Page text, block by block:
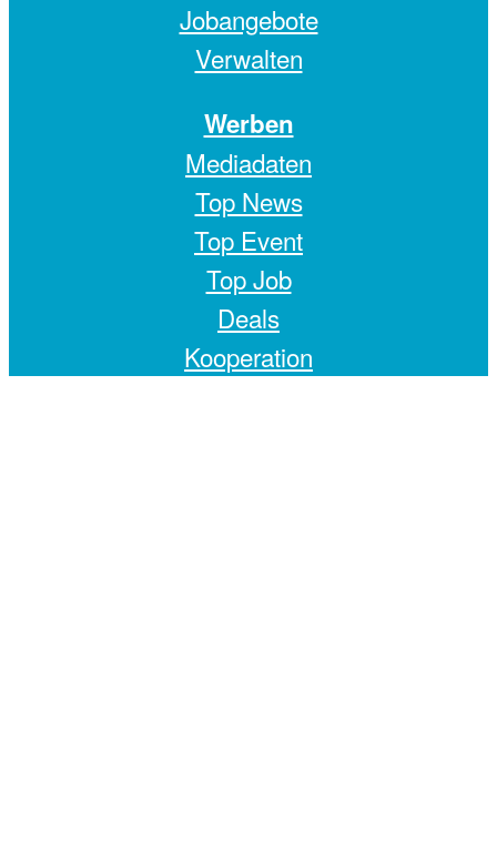
Jobangebote
Verwalten
Werben
Mediadaten
Top News
Top Event
Top Job
Deals
Kooperation